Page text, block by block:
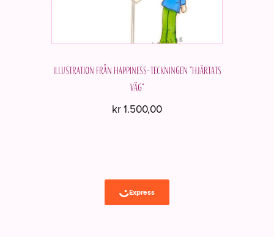
Illustration från Happiness-teckningen "Hjärtats
väg"
kr1.500,00